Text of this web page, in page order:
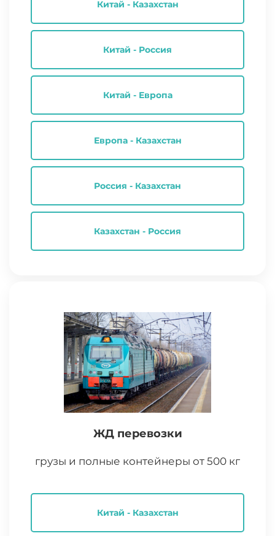
Китай - Казахстан
Китай - Россия
Китай - Европа
Европа - Казахстан
Россия - Казахстан
Казахстан - Россия
ЖД перевозки
грузы и полные контейнеры от 500 кг
Китай - Казахстан